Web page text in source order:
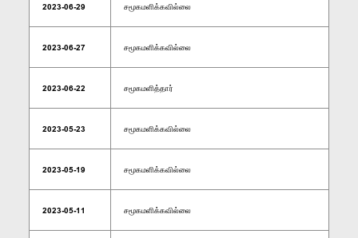
2023-06-29 சமூகமளிக்கவில்லை
2023-06-27 சமூகமளிக்கவில்லை
2023-06-22 சமூகமளித்தார்
2023-05-23 சமூகமளிக்கவில்லை
2023-05-19 சமூகமளிக்கவில்லை
2023-05-11 சமூகமளிக்கவில்லை